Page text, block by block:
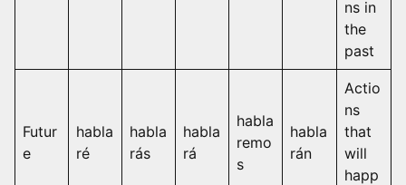
ns in
the
past
Futur
e
habla
ré
habla
rás
habla
rá
habla
remo
s
habla
rán
Actio
ns
that
will
happ